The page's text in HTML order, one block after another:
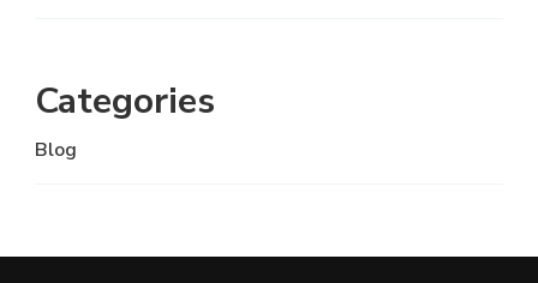
Categories
Blog